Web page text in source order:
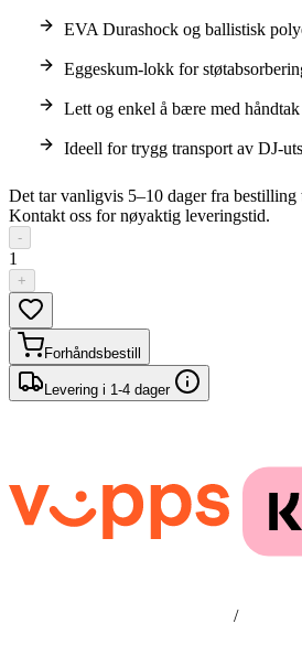
EVA Durashock og ballistisk
Eggeskum-lokk for
Lett og enkel å bære med
Ideell for trygg transport av DJ-
Det tar vanligvis 5–10 dager fra
Kontakt oss for nøyaktig leveringstid.
-
1
+
Forhåndsbestill
Levering i 1-4 dager
/